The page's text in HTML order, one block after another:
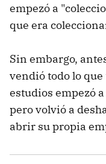
empezó a
que era
Sin embargo,
vendió todo lo
estudios empezó
pero volvió a
abrir su propia